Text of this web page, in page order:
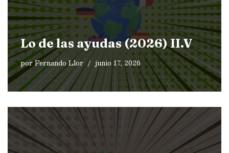
Lo de las ayudas (2026) II.V
porFernando Llor junio 17, 2026